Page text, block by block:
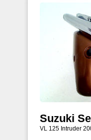
Suzuki
VL 125 Intruder